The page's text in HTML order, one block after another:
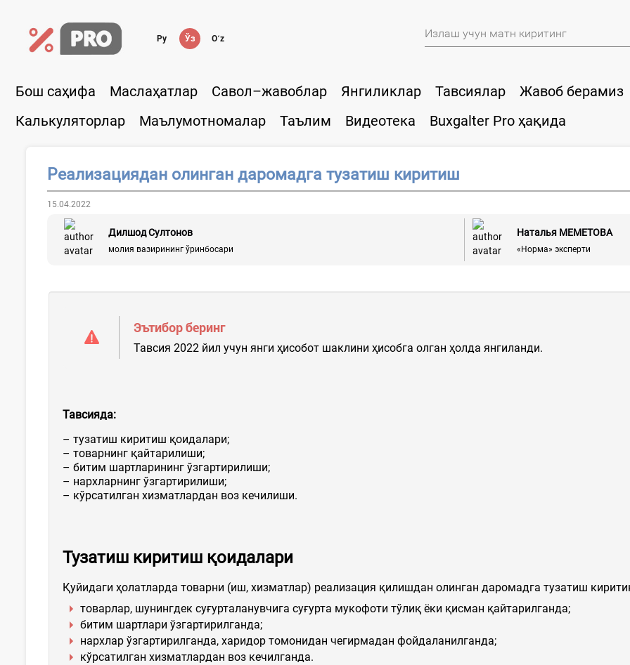
Ру Ўз Oʻz
Бош саҳифа Маслаҳатлар Савол–жавоблар Янгиликлар Тавсиялар Жавоб берамиз
Калькуляторлар
Маълумотномалар Таълим Видеотека Buxgalter Pro ҳақида
Реализациядан олинган даромадга тузатиш киритиш
15.04.2022
Дилшод Султонов
молия вазирининг ўринбосари
Наталья МЕМЕТОВА
«Норма» эксперти
Эътибор беринг
Тавсия 2022 йил учун янги ҳисобот шаклини ҳисобга олган ҳолда янгиланди.
Тавсияда:
– тузатиш киритиш қоидалари;
– товарнинг қайтарилиши;
– битим шартларининг ўзгартирилиши;
– нархларнинг ўзгартирилиши;
– кўрсатилган хизматлардан воз кечилиши.
Тузатиш киритиш қоидалари
Қуйидаги ҳолатларда товарни (иш, хизматлар) реализация қилишдан олинган даромадга тузатиш
товарлар, шунингдек суғурталанувчига суғурта мукофоти тўлиқ ёки қисман қайтарилганда;
битим шартлари ўзгартирилганда;
нархлар ўзгартирилганда, харидор томонидан чегирмадан фойдаланилганда;
кўрсатилган хизматлардан воз кечилганда.